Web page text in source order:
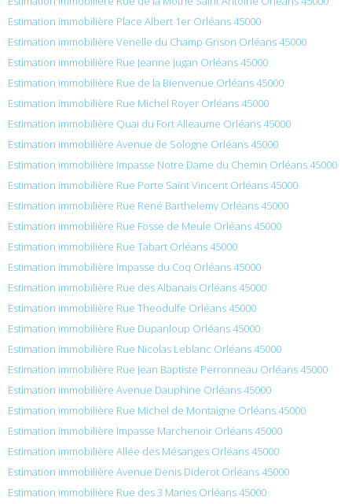
Estimation immobilière Place Albert 1er Orléans 45000
Estimation immobilière Venelle du Champ Grison Orléans 45000
Estimation immobilière Rue Jeanne Jugan Orléans 45000
Estimation immobilière Rue de la Bienvenue Orléans 45000
Estimation immobilière Rue Michel Royer Orléans 45000
Estimation immobilière Quai du Fort Alleaume Orléans 45000
Estimation immobilière Avenue de Sologne Orléans 45000
Estimation immobilière Impasse Notre Dame du Chemin Orléans 45000
Estimation immobilière Rue Porte Saint Vincent Orléans 45000
Estimation immobilière Rue René Barthelemy Orléans 45000
Estimation immobilière Rue Fosse de Meule Orléans 45000
Estimation immobilière Rue Tabart Orléans 45000
Estimation immobilière Impasse du Coq Orléans 45000
Estimation immobilière Rue des Albanais Orléans 45000
Estimation immobilière Rue Theodulfe Orléans 45000
Estimation immobilière Rue Dupanloup Orléans 45000
Estimation immobilière Rue Nicolas Leblanc Orléans 45000
Estimation immobilière Rue Jean Baptiste Perronneau Orléans 45000
Estimation immobilière Avenue Dauphine Orléans 45000
Estimation immobilière Rue Michel de Montaigne Orléans 45000
Estimation immobilière Impasse Marchenoir Orléans 45000
Estimation immobilière Allée des Mésanges Orléans 45000
Estimation immobilière Avenue Denis Diderot Orléans 45000
Estimation immobilière Rue des 3 Maries Orléans 45000